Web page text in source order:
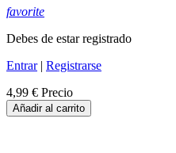
favorite
Debes de estar registrado
Entrar| Registrarse
4,99 € Precio
Añadir al carrito